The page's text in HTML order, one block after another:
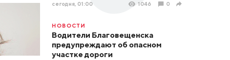
сегодня, 01:00 1046 0
НОВОСТИ
Водители Благовещенска
предупреждают об опасном
участке дороги